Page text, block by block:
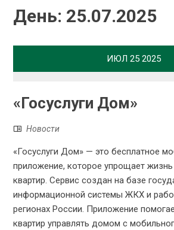
День: 25.07.2025
ИЮЛ 25 2025
«Госуслуги Дом»
Новости
«Госуслуги Дом» — это бесплатное
приложение, которое упрощает
квартир. Сервис создан на базе
информационной системы ЖКХ и
регионах России. Приложение
квартир управлять домом с